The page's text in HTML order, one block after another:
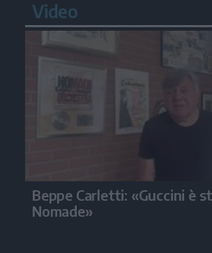
Video
Beppe Carletti: «Guccini è
Nomade»